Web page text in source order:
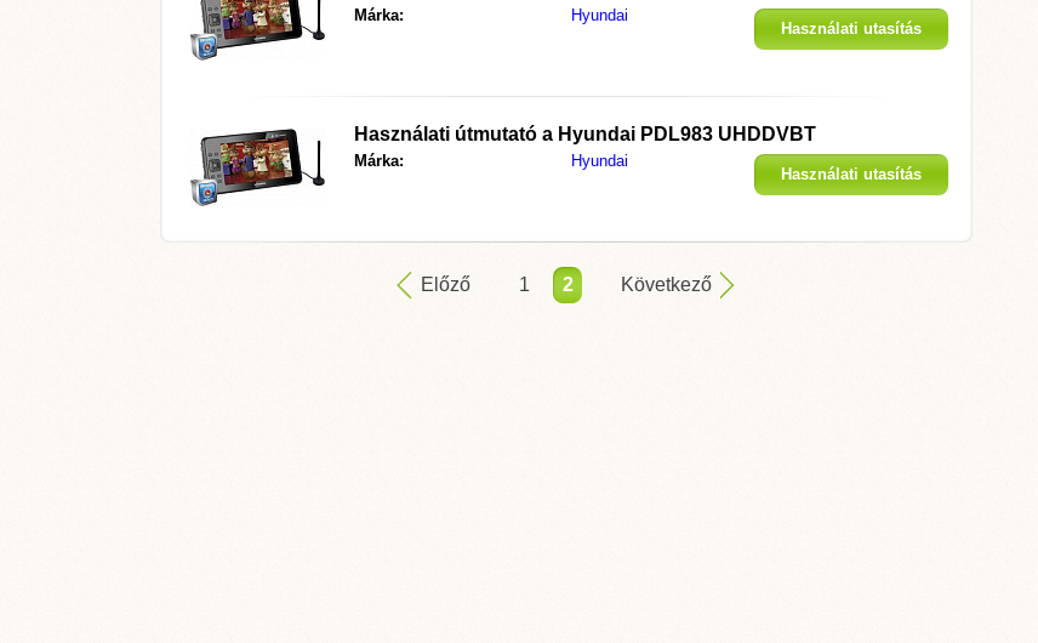
Márka: Hyundai
Használati utasítás
Használati útmutató a Hyundai PDL983 UHDDVBT
Márka: Hyundai
Használati utasítás
Előző 1 2 Következő